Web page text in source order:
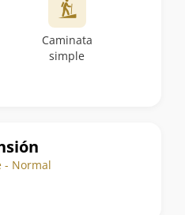
Caminata
simple
- Normal